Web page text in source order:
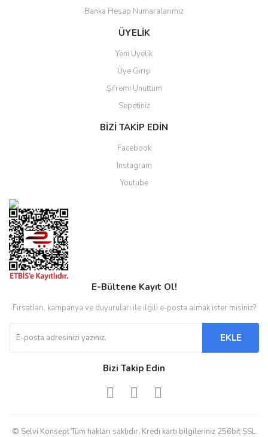
Banka Hesap Numaralarımız
ÜYELİK
Yeni Üyelik
Üye Girişi
Şifremi Unuttum
Sepetiniz
BİZİ TAKİP EDİN
Facebook
Instagram
Youtube
E-Bültene Kayıt Ol!
Fırsatları, kampanya ve duyuruları ile ilgili e-posta almak ister misiniz?
EKLE
Bizi Takip Edin
© Selvi Konsept Tüm hakları saklıdır. Kredi kartı bilgileriniz 256bit SSL